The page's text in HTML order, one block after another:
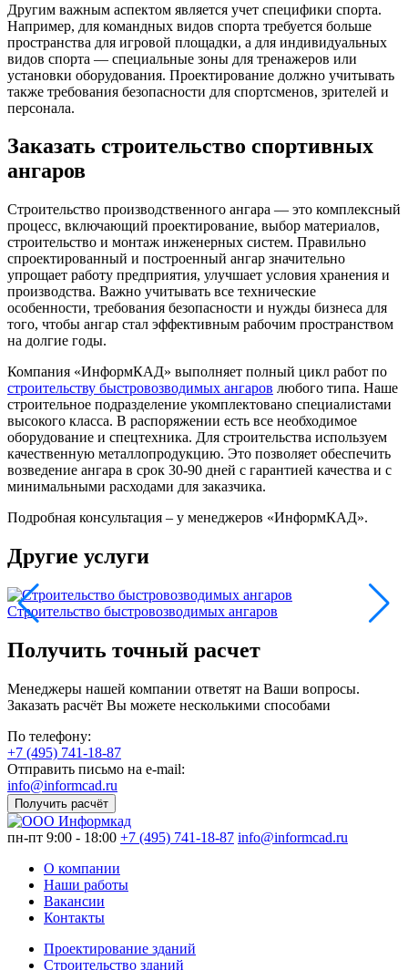
Другим важным аспектом является учет специфики спорта.
Например, для командных видов спорта требуется больше
пространства для игровой площадки, а для индивидуальных
видов спорта — специальные зоны для тренажеров или
установки оборудования. Проектирование должно учитывать
также требования безопасности для спортсменов, зрителей и
персонала.
Заказать строительство спортивных
ангаров
Строительство производственного ангара — это комплексный
процесс, включающий проектирование, выбор материалов,
строительство и монтаж инженерных систем. Правильно
спроектированный и построенный ангар значительно
упрощает работу предприятия, улучшает условия хранения и
производства. Важно учитывать все технические
особенности, требования безопасности и нужды бизнеса для
того, чтобы ангар стал эффективным рабочим пространством
на долгие годы.
Компания «ИнформКАД» выполняет полный цикл работ по
строительству быстровозводимых ангаров любого типа. Наше
строительное подразделение укомплектовано специалистами
высокого класса. В распоряжении есть все необходимое
оборудование и спецтехника. Для строительства используем
качественную металлопродукцию. Это позволяет обеспечить
возведение ангара в срок 30-90 дней с гарантией качества и с
минимальными расходами для заказчика.
Подробная консультация – у менеджеров «ИнформКАД».
Другие услуги
Строительство быстровозводимых ангаров
Получить точный расчет
Менеджеры нашей компании ответят на Ваши вопросы.
Заказать расчёт Вы можете несколькими способами
По телефону:
+7 (495) 741-18-87
Отправить письмо на e-mail:
info@informcad.ru
Получить расчёт
пн-пт 9:00 - 18:00 +7 (495) 741-18-87 info@informcad.ru
О компании
Наши работы
Вакансии
Контакты
Проектирование зданий
Строительство зданий